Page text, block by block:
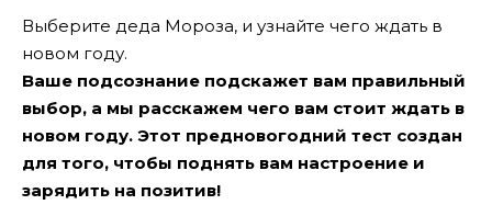
Выберите деда Мороза, и узнайте чего ждать в
новом году.
Ваше подсознание подскажет вам правильный
выбор, а мы расскажем чего вам стоит ждать в
новом году. Этот предновогодний тест создан
для того, чтобы поднять вам настроение и
зарядить на позитив!